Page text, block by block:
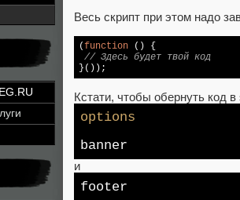
Весь скрипт при этом надо
(function ( ) {
// Здесь будет твой код
}());
Кстати, чтобы обернуть код
options
banner
и
footer